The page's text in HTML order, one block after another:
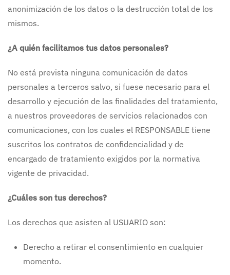
anonimización de los datos o la destrucción total de los
mismos.
¿A quién facilitamos tus datos personales?
No está prevista ninguna comunicación de datos
personales a terceros salvo, si fuese necesario para el
desarrollo y ejecución de las finalidades del tratamiento,
a nuestros proveedores de servicios relacionados con
comunicaciones, con los cuales el RESPONSABLE tiene
suscritos los contratos de confidencialidad y de
encargado de tratamiento exigidos por la normativa
vigente de privacidad.
¿Cuáles son tus derechos?
Los derechos que asisten al USUARIO son:
Derecho a retirar el consentimiento en cualquier
momento.